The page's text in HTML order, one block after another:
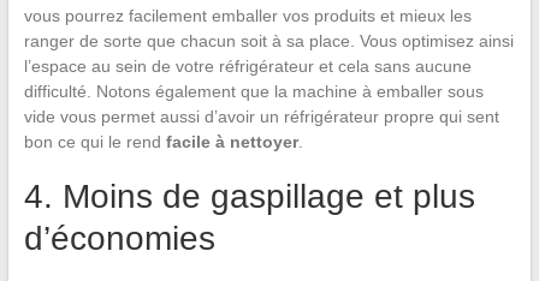
vous pourrez facilement emballer vos produits et mieux les
ranger de sorte que chacun soit à sa place. Vous optimisez ainsi
l’espace au sein de votre réfrigérateur et cela sans aucune
difficulté. Notons également que la machine à emballer sous
vide vous permet aussi d’avoir un réfrigérateur propre qui sent
bon ce qui le rend facile à nettoyer.
4. Moins de gaspillage et plus
d’économies